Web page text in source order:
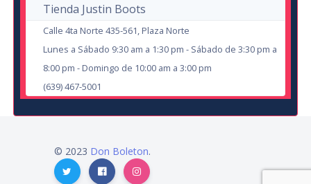
El Chulo
en Cd Juárez
Auditorio Benito Juárez
Tienda Justin Boots
Calle 4ta Norte 435-561, Plaza Norte
Lunes a Sábado 9:30 am a 1:30 pm - Sábado de 3:30 pm a
8:00 pm - Domingo de 10:00 am a 3:00 pm
(639) 467-5001
© 2023 Don Boleton.